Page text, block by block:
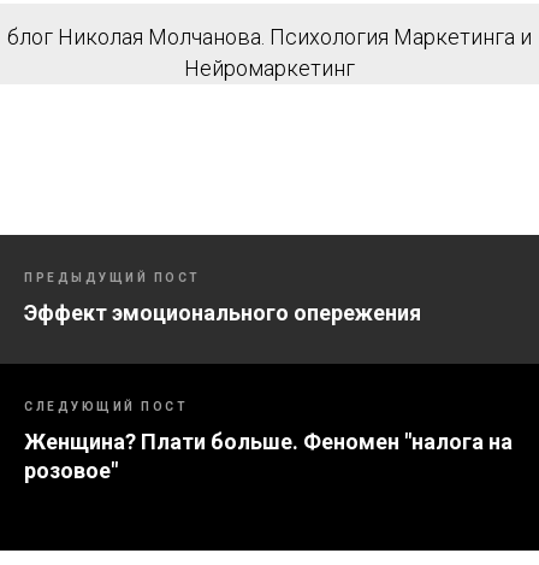
блог Николая Молчанова. Психология Маркетинга и
Нейромаркетинг
ПРЕДЫДУЩИЙ ПОСТ
Эффект эмоционального опережения
СЛЕДУЮЩИЙ ПОСТ
Женщина? Плати больше. Феномен "налога на
розовое"